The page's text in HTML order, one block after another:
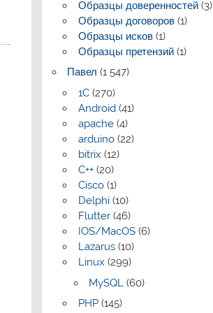
Образцы доверенностей(3)
Образцы договоров(1)
Образцы исков(1)
Образцы претензий(1)
Павел (1 547)
1C(270)
Android(41)
apache(4)
arduino(22)
bitrix (12)
C++(20)
Cisco(1)
Delphi(10)
Flutter(46)
IOS/MacOS(6)
Lazarus(10)
Linux (299)
MySQL(60)
PHP(145)